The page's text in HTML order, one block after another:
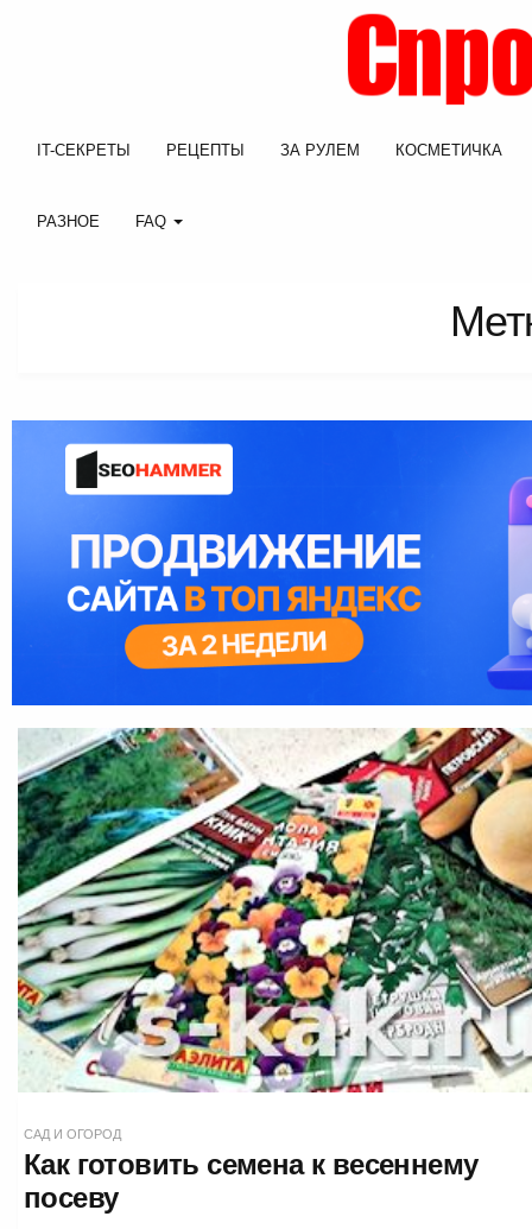
IT-СЕКРЕТЫ РЕЦЕПТЫ ЗА РУЛЕМ КОСМЕТИЧКА
РАЗНОЕ FAQ
САД И ОГОРОД
Как готовить семена к весеннему
посеву